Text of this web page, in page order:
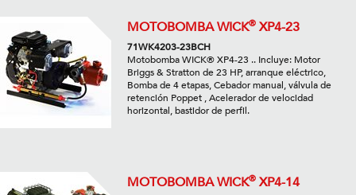
MOTOBOMBA WICK® XP4-23
71WK4203-23BCH
Motobomba WICK® XP4-23 .. Incluye: Motor
Briggs & Stratton de 23 HP, arranque eléctrico,
Bomba de 4 etapas, Cebador manual, válvula de
retención Poppet , Acelerador de velocidad
horizontal, bastidor de perfil.
MOTOBOMBA WICK® XP4-14